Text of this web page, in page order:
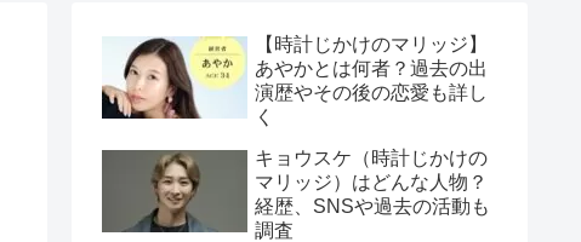
【時計じかけのマリッジ】
あやかとは何者？過去の出
演歴やその後の恋愛も詳し
く
キョウスケ（時計じかけの
マリッジ）はどんな人物？
経歴、SNSや過去の活動も
調査